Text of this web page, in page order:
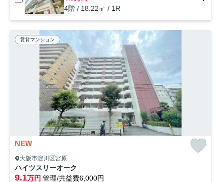
4階 / 18.22㎡ / 1R
賃貸マンション
NEW
大阪市淀川区宮原
ハイツスリーオーク
9.1万円 管理/共益費6,000円